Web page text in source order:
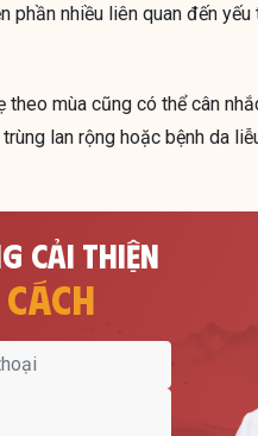
nhiều liên quan đến
mùa cũng có thể cân
lan rộng hoặc bệnh da
CẢI THIỆN